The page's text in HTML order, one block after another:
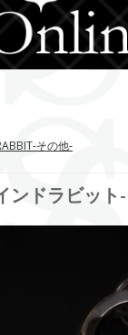
その他-
ンドラビッ